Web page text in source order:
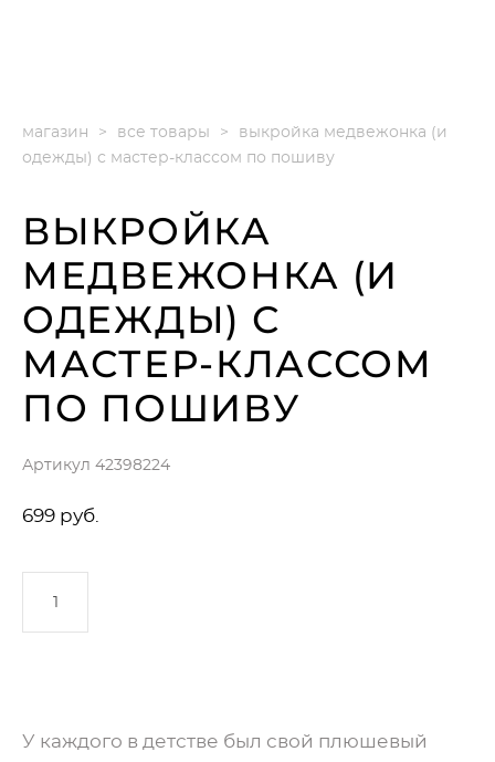
магазин > все товары >
выкройка медвежонка (и
одежды) с мастер-классом по пошиву
ВЫКРОЙКА
МЕДВЕЖОНКА (И
ОДЕЖДЫ) С
МАСТЕР-КЛАССОМ
ПО ПОШИВУ
Артикул 42398224
699 pуб.
У каждого в детстве был свой плюшевый